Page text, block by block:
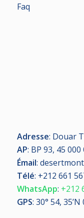
Faq
Adresse: Douar
AP: BP 93, 45
Émail:
Télé: +212 661
WhatsApp: +212
GPS: 30° 54, 35’N